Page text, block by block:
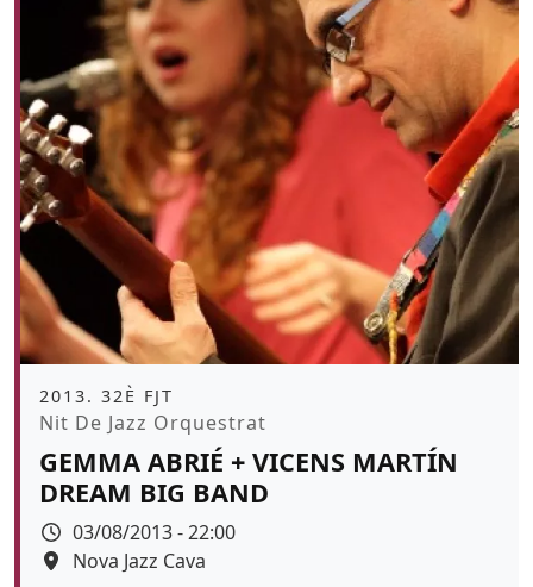
Àmbit
2013. 32È FJT
Promoció
Nit De Jazz Orquestrat
GEMMA ABRIÉ + VICENS MARTÍN
DREAM BIG BAND
Data
03/08/2013 - 22:00
Espai
Nova Jazz Cava